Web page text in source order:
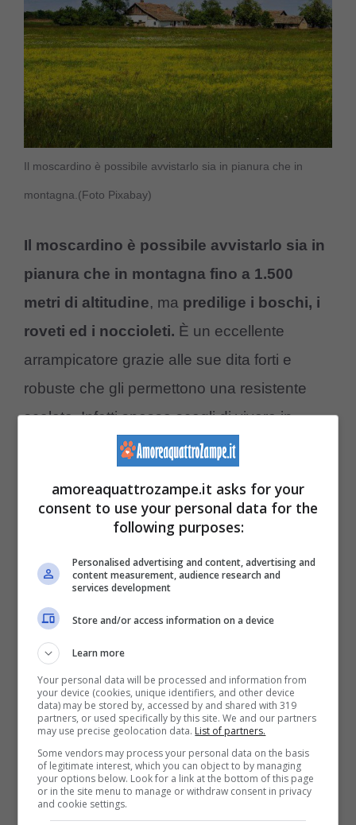
Il moscardino è possibile avvistarlo sia in pianura che in
montagna.(Foto Pixabay)
Il moscardino è possibile avvistarlo sia in
pianura che in montagna fino a 1.500
metri di altitudine, ma predilige i boschi, i
roveti ed i noccioleti. È un eccellente
arrampicatore grazie alle sue dita forti e
robuste che gli permettono una resistente
scalata. Infatti spesso scegli di vivere in
piccoli gruppi sugli alberi e tra i cespugli dove
muschio.
Vive nelle regioni dell’Asia Minore e in
Europa, escluse le zone più fredde. In
Italia è presente pressoché in tutta la
penisola
maggiormente antropizzate. È pure presente
in Sicilia, mentre è assente in Sardegna e
nelle isole minori.
In merito alla riproduzione il moscardino
raggiunge la maturità sessuale ad un
amoreaquattrozampe.it asks for your
consent to use your personal data for the
following purposes:
Personalised advertising and content, advertising and
content measurement, audience research and
services development
Store and/or access information on a device
Learn more
Your personal data will be processed and information from
your device (cookies, unique identifiers, and other device
data) may be stored by, accessed by and shared with 319
partners, or used specifically by this site. We and our partners
may use precise geolocation data. List of partners.
Some vendors may process your personal data on the basis
of legitimate interest, which you can object to by managing
your options below. Look for a link at the bottom of this page
or in the site menu to manage or withdraw consent in privacy
and cookie settings.